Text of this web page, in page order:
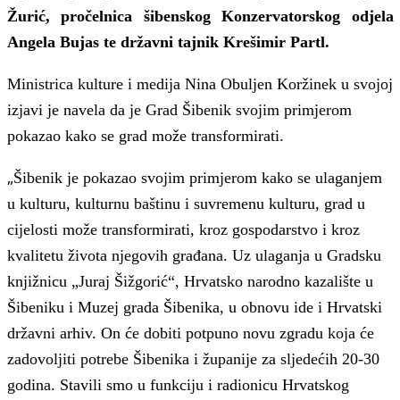
Žurić, pročelnica šibenskog Konzervatorskog odjela
Angela Bujas te državni tajnik Krešimir Partl.
Ministrica kulture i medija Nina Obuljen Koržinek u svojoj
izjavi je navela da je Grad Šibenik svojim primjerom
pokazao kako se grad može transformirati.
„Šibenik je pokazao svojim primjerom kako se ulaganjem
u kulturu, kulturnu baštinu i suvremenu kulturu, grad u
cijelosti može transformirati, kroz gospodarstvo i kroz
kvalitetu života njegovih građana. Uz ulaganja u Gradsku
knjižnicu „Juraj Šižgorić“, Hrvatsko narodno kazalište u
Šibeniku i Muzej grada Šibenika, u obnovu ide i Hrvatski
državni arhiv. On će dobiti potpuno novu zgradu koja će
zadovoljiti potrebe Šibenika i županije za sljedećih 20-30
godina. Stavili smo u funkciju i radionicu Hrvatskog